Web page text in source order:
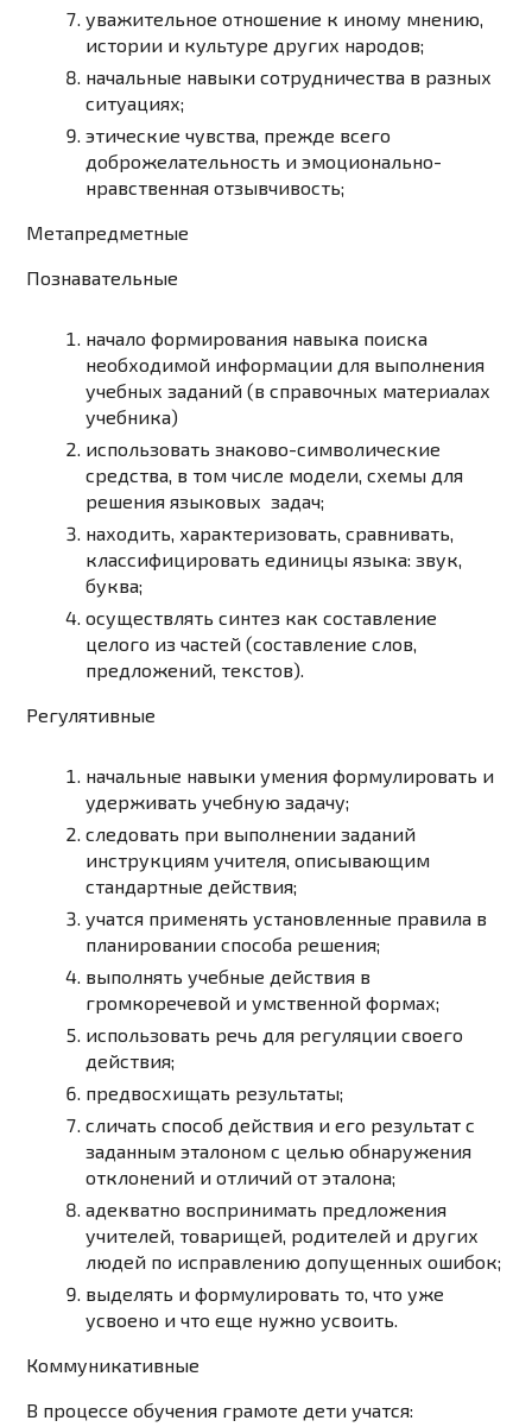
уважительное отношение к иному мнению,
истории и культуре других народов;
начальные навыки сотрудничества в разных
ситуациях;
этические чувства, прежде всего
доброжелательность и эмоционально-
нравственная отзывчивость;
Метапредметные
Познавательные
начало формирования навыка поиска
необходимой информации для выполнения
учебных заданий (в справочных материалах
учебника)
использовать знаково-символические
средства, в том числе модели, схемы для
решения языковых задач;
находить, характеризовать, сравнивать,
классифицировать единицы языка: звук,
буква;
осуществлять синтез как составление
целого из частей (составление слов,
предложений, текстов).
Регулятивные
начальные навыки умения формулировать и
удерживать учебную задачу;
следовать при выполнении заданий
инструкциям учителя, описывающим
стандартные действия;
учатся применять установленные правила в
планировании способа решения;
выполнять учебные действия в
громкоречевой и умственной формах;
использовать речь для регуляции своего
действия;
предвосхищать результаты;
сличать способ действия и его результат с
заданным эталоном с целью обнаружения
отклонений и отличий от эталона;
адекватно воспринимать предложения
учителей, товарищей, родителей и других
людей по исправлению допущенных ошибок;
выделять и формулировать то, что уже
усвоено и что еще нужно усвоить.
Коммуникативные
В процессе обучения грамоте дети учатся: